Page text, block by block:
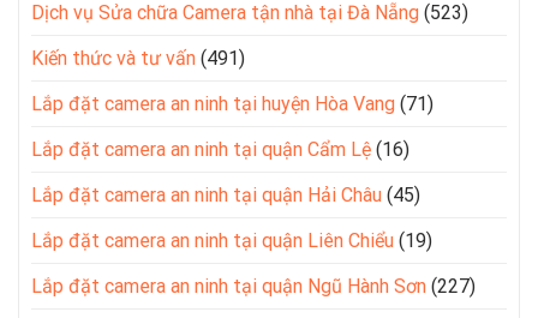
Dịch vụ Sửa chữa Camera tận nhà tại Đà Nẵng (523)
Kiến thức và tư vấn (491)
Lắp đặt camera an ninh tại huyện Hòa Vang (71)
Lắp đặt camera an ninh tại quận Cẩm Lệ (16)
Lắp đặt camera an ninh tại quận Hải Châu (45)
Lắp đặt camera an ninh tại quận Liên Chiểu (19)
Lắp đặt camera an ninh tại quận Ngũ Hành Sơn (227)